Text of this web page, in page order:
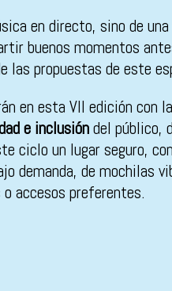
en directo, sino de
buenos momentos
las propuestas de este
en esta VII edición con la
e inclusióndel público,
ciclo un lugar seguro,
demanda, de
accesos preferentes.